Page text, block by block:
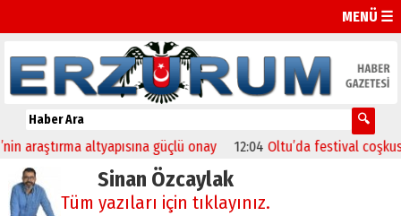
MENÜ ☰
altyapısına güçlü onay 12:04 Oltu’da festival coşkusu
Sinan Özcaylak
Tüm yazıları için tıklayınız.